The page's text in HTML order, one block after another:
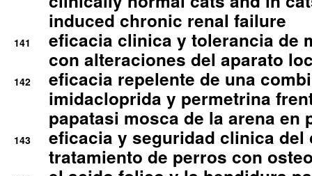
induced chronic renal failure
141
eficacia clinica y tolerancia de
con alteraciones del aparato
142
eficacia repelente de una
imidacloprida y permetrina
papatasi mosca de la arena en
143
eficacia y seguridad clinica del
tratamiento de perros con